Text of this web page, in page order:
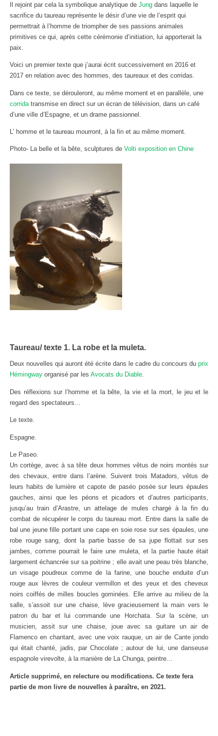
Il rejoint par cela la symbolique analytique de Jung dans laquelle le
sacrifice du taureau représente le désir d’une vie de l’esprit qui
permettrait à l’homme de triompher de ses passions animales
primitives ce qui, après cette cérémonie d’initiation, lui apporterait la
paix.
Voici un premier texte que j’aurai écrit successivement en 2016 et
2017 en relation avec des hommes, des taureaux et des corridas.
Dans ce texte, se dérouleront, au même moment et en parallèle, une
corrida transmise en direct sur un écran de télévision, dans un café
d’une ville d’Espagne, et un drame passionnel.
L’ homme et le taureau mourront, à la fin et au même moment.
Photo- La belle et la bête, sculptures de Volti exposition en Chine
Taureau/ texte 1. La robe et la muleta.
Deux nouvelles qui auront été écrite dans le cadre du concours du prix
Hémingway organisé par les Avocats du Diable.
Des réflexions sur l’homme et la bête, la vie et la mort, le jeu et le
regard des spectateurs…
Le texte.
Espagne.
Le Paseo.
Un cortège, avec à sa tête deux hommes vêtus de noirs montés sur
des chevaux, entre dans l’arène. Suivent trois Matadors, vêtus de
leurs habits de lumière et capote de paséo posée sur leurs épaules
gauches, ainsi que les péons et picadors et d’autres participants,
jusqu’au train d’Arastre, un attelage de mules chargé à la fin du
combat de récupérer le corps du taureau mort. Entre dans la salle de
bal une jeune fille portant une cape en soie rose sur ses épaules, une
robe rouge sang, dont la partie basse de sa jupe flottait sur ses
jambes, comme pourrait le faire une muleta, et la partie haute était
largement échancrée sur sa poitrine ; elle avait une peau très blanche,
un visage poudreux comme de la farine, une bouche enduite d’un
rouge aux lèvres de couleur vermillon et des yeux et des cheveux
noirs coiffés de milles boucles gominées. Elle arrive au milieu de la
salle, s’assoit sur une chaise, lève gracieusement la main vers le
patron du bar et lui commande une Horchata. Sur la scène, un
musicien, assit sur une chaise, joue avec sa guitare un air de
Flamenco en chantant, avec une voix rauque, un air de Cante jondo
qui était chanté, jadis, par Chocolate ; autour de lui, une danseuse
espagnole virevolte, à la manière de La Chunga, peintre…
Article supprimé, en relecture ou modifications. Ce texte fera
partie de mon livre de nouvelles à paraître, en 2021.